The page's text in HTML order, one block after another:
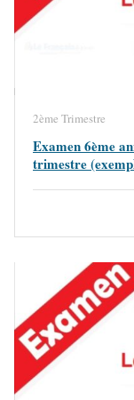
2ème Trimestre
Examen 6ème
trimestre